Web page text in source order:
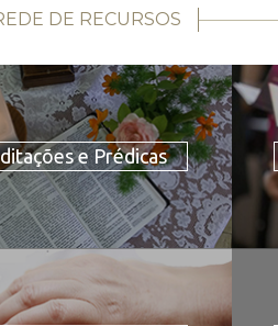
DE RECURSOS
e Prédicas